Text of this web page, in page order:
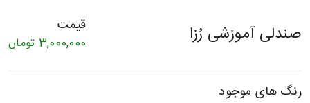
صندلی آموزشی رُزا قیمت
3,000,000تومان
رنگ های موجود